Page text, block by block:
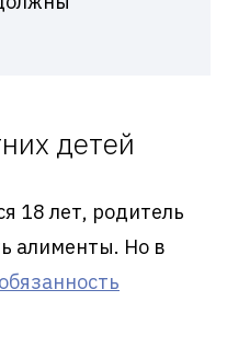
детей
18 лет, родитель
алименты. Но в
обязанность